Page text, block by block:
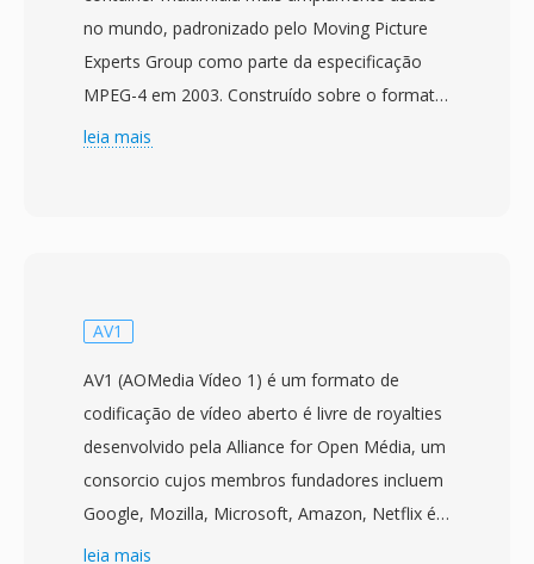
no mundo, padronizado pelo Moving Picture
Experts Group como parte da especificação
MPEG-4 em 2003. Construído sobre o formato
de mídia base ISO (MPEG-4 Part 12), que por
H.264 ou H.265 com áudio AAC, embora
alternativos incluindo AV1, VP9, MPEG-4 Visual,
AC-3 e ALAC. O design suporta recursos
avançados como dicas de streaming para
download progressivo é streaming adaptativo,
marcadores de capitulo, múltiplas faixas de
leia mais
AV1
AV1 (AOMedia Vídeo 1) é um formato de
codificação de vídeo aberto é livre de royalties
desenvolvido pela Alliance for Open Média, um
consorcio cujos membros fundadores incluem
Google, Mozilla, Microsoft, Amazon, Netflix é
Intel, entre outros. A especificação foi
leia mais